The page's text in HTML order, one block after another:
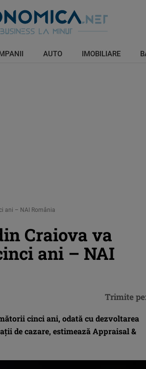
AUTO IMOBILIARE
ani – NAI România
Craiova va
ani – NAI
cinci ani, odată cu dezvoltarea
de cazare, estimează Appraisal &
Trimite pe: